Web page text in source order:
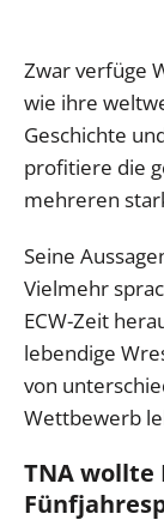
Zwar verfüge
wie ihre
Geschichte
profitiere die
mehreren
Seine
Vielmehr
ECW-Zeit
lebendige
von
Wettbewerb
TNA wollte